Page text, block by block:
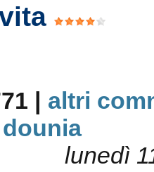
| altri
lunedì